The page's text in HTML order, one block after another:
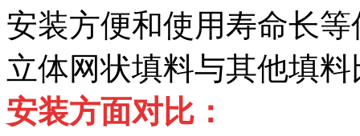
安装方便和使用寿命长等
立体网状填料与其他填料
安装方面对比：